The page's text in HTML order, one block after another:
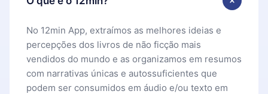
No 12min App, extraímos as melhores ideias e
percepções dos livros de não ficção mais
vendidos do mundo e as organizamos em resumos
com narrativas únicas e autossuficientes que
podem ser consumidos em áudio e/ou texto em